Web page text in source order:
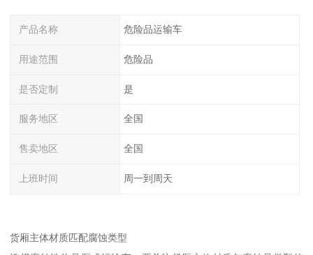
产品名称 危险品运输车
用途范围 危险品
是否定制 是
服务地区 全国
售卖地区 全国
上班时间 周一到周天
货厢主体材质匹配腐蚀类型​